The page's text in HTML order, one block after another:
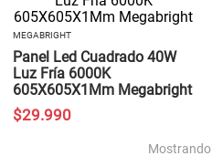
MEGABRIGHT
Panel Led Cuadrado 40W
Luz Fría 6000K
605X605X1Mm Megabright
$29.990
Mostrando